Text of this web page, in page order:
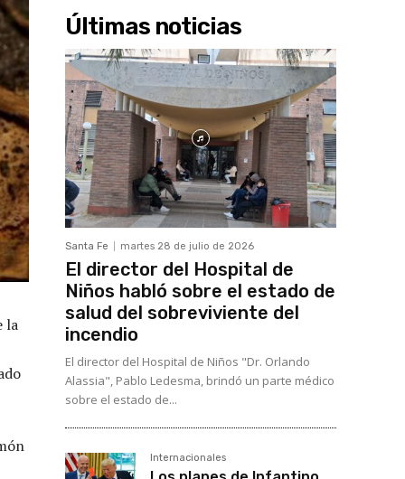
la
Últimas noticias
Santa Fe martes 28 de julio de 2026
El director del Hospital de
Niños habló sobre el estado de
salud del sobreviviente del
incendio
El director del Hospital de Niños "Dr. Orlando
Alassia", Pablo Ledesma, brindó un parte médico
sobre el estado de...
Internacionales